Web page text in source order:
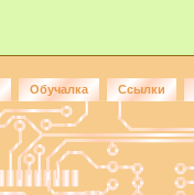
Обучалка Ссылки